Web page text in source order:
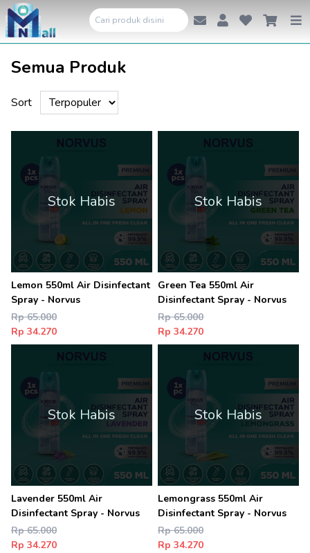
Semua Produk
Sort
Stok Habis
Lemon 550ml Air Disinfectant
Spray - Norvus
Rp 65.000
Rp 34.270
Stok Habis
Green Tea 550ml Air
Disinfectant Spray - Norvus
Rp 65.000
Rp 34.270
Stok Habis
Lavender 550ml Air
Disinfectant Spray - Norvus
Rp 65.000
Rp 34.270
Stok Habis
Lemongrass 550ml Air
Disinfectant Spray - Norvus
Rp 65.000
Rp 34.270